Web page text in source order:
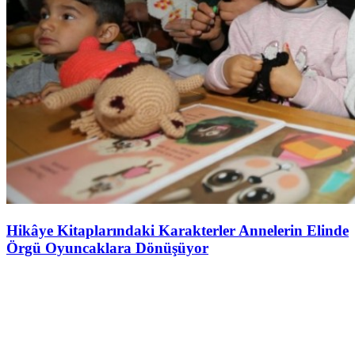
Hikâye Kitaplarındaki Karakterler Annelerin Elinde
Örgü Oyuncaklara Dönüşüyor